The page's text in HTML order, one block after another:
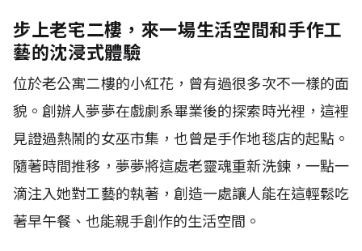
步上老宅二樓，來一場生活空間和手作工
藝的沈浸式體驗
位於老公寓二樓的小紅花，曾有過很多次不一樣的面
貌。創辦人夢夢在戲劇系畢業後的探索時光裡，這裡
見證過熱鬧的女巫市集，也曾是手作地毯店的起點。
隨著時間推移，夢夢將這處老靈魂重新洗鍊，一點一
滴注入她對工藝的執著，創造一處讓人能在這輕鬆吃
著早午餐、也能親手創作的生活空間。